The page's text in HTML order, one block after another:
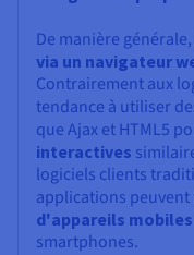
De manière
via un navigateur
Contrairement aux
tendance à utiliser
que Ajax et HTML5
interactives
logiciels clients
applications peuvent
d'appareils mobiles
smartphones.